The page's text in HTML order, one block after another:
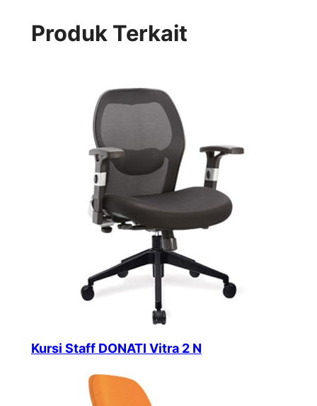
Produk Terkait
Kursi Staff DONATI Vitra 2 N